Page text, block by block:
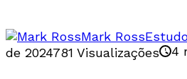
Mark Ross
de 2024781 Visualizações 4